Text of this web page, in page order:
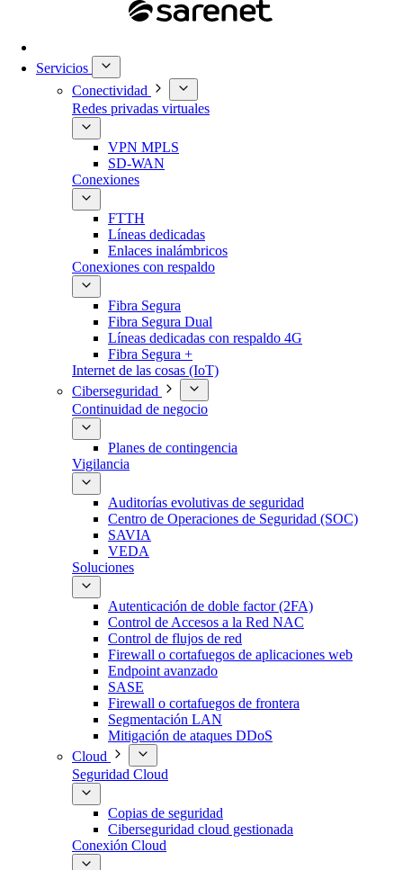
Servicios
Conectividad
Redes privadas virtuales
VPN MPLS
SD-WAN
Conexiones
FTTH
Líneas dedicadas
Enlaces inalámbricos
Conexiones con respaldo
Fibra Segura
Fibra Segura Dual
Líneas dedicadas con respaldo 4G
Fibra Segura +
Internet de las cosas (IoT)
Ciberseguridad
Continuidad de negocio
Planes de contingencia
Vigilancia
Auditorías evolutivas de seguridad
Centro de Operaciones de Seguridad (SOC)
SAVIA
VEDA
Soluciones
Autenticación de doble factor (2FA)
Control de Accesos a la Red NAC
Control de flujos de red
Firewall o cortafuegos de aplicaciones web
Endpoint avanzado
SASE
Firewall o cortafuegos de frontera
Segmentación LAN
Mitigación de ataques DDoS
Cloud
Seguridad Cloud
Copias de seguridad
Ciberseguridad cloud gestionada
Conexión Cloud